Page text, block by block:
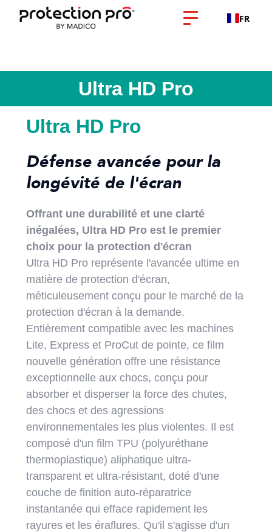
FR
Ultra HD Pro
Ultra HD Pro
Défense avancée pour la
longévité de l'écran
Offrant une durabilité et une clarté
inégalées, Ultra HD Pro est le premier
choix pour la protection d'écran
Ultra HD Pro représente l'avancée ultime en
matière de protection d'écran,
méticuleusement conçu pour le marché de la
protection d'écran à la demande.
Entièrement compatible avec les machines
Lite, Express et ProCut de pointe, ce film
nouvelle génération offre une résistance
exceptionnelle aux chocs, conçu pour
absorber et disperser la force des chutes,
des chocs et des agressions
environnementales les plus violentes. Il est
composé d'un film TPU (polyuréthane
thermoplastique) aliphatique ultra-
transparent et ultra-résistant, doté d'une
couche de finition auto-réparatrice
instantanée qui efface rapidement les
rayures et les éraflures. Qu'il s'agisse d'un